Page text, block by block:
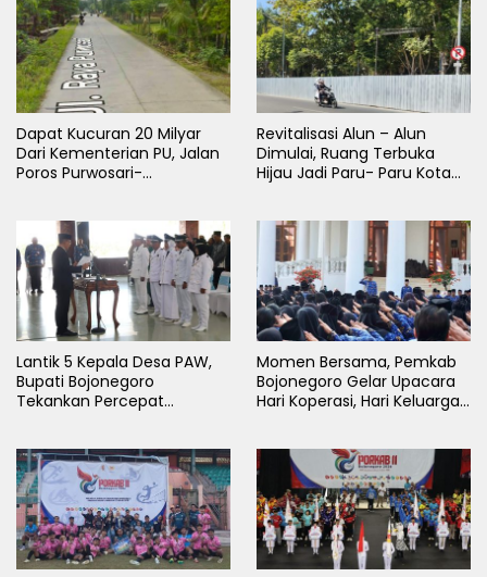
Dapat Kucuran 20 Milyar
Dari Kementerian PU, Jalan
Poros Purwosari-
Revitalisasi Alun – Alun
Dimulai, Ruang Terbuka
Hijau Jadi Paru- Paru Kota
Lantik 5 Kepala Desa PAW,
Bupati Bojonegoro
Tekankan Percepat
Momen Bersama, Pemkab
Bojonegoro Gelar Upacara
Hari Koperasi, Hari Keluarga